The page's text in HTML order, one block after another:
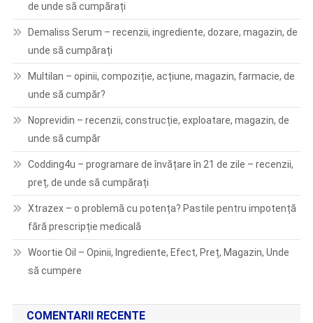
de unde să cumpărați
Demaliss Serum – recenzii, ingrediente, dozare, magazin, de
unde să cumpărați
Multilan – opinii, compoziție, acțiune, magazin, farmacie, de
unde să cumpăr?
Noprevidin – recenzii, construcție, exploatare, magazin, de
unde să cumpăr
Codding4u – programare de învățare în 21 de zile – recenzii,
preț, de unde să cumpărați
Xtrazex – o problemă cu potența? Pastile pentru impotență
fără prescripție medicală
Woortie Oil – Opinii, Ingrediente, Efect, Preț, Magazin, Unde
să cumpere
COMENTARII RECENTE